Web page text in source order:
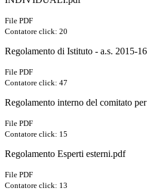
File PDF
Contatore click: 20
Regolamento di Istituto - a.s. 2015-
File PDF
Contatore click: 47
Regolamento interno del comitato
File PDF
Contatore click: 15
Regolamento Esperti esterni.pdf
File PDF
Contatore click: 13